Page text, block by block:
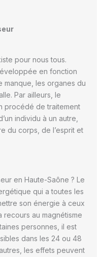
pour nous tous.
en fonction
manque, les organes du
Par ailleurs, le
procédé de traitement
individu à un autre,
du corps, de l’esprit et
en Haute-Saône ? Le
qui a toutes les
son énergie à ceux
recours au magnétisme
personnes, il est
dans les 24 ou 48
les effets peuvent